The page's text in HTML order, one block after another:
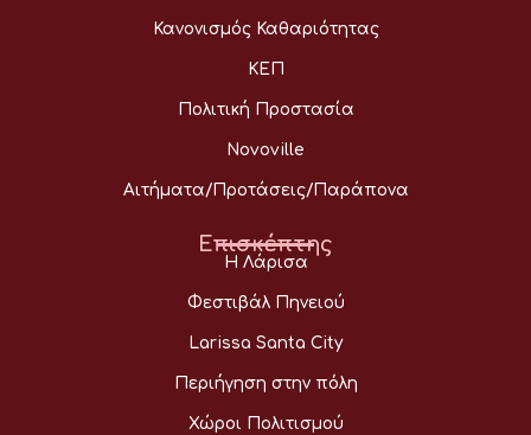
Κανονισμός Καθαριότητας
ΚΕΠ
Πολιτική Προστασία
Novoville
Αιτήματα/Προτάσεις/Παράπονα
Επισκέπτης
Η Λάρισα
Φεστιβάλ Πηνειού
Larissa Santa City
Περιήγηση στην πόλη
Χώροι Πολιτισμού